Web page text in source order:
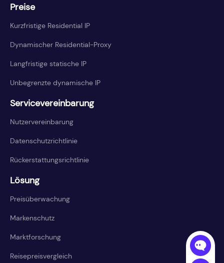
Preise
Kurzfristige Residential IP
Dynamischer Residential-Proxy
Langfristige statische IP
Unbegrenzte dynamische IP
Servicevereinbarung
Nutzervereinbarung
Datenschutzrichtlinie
Rückerstattungsrichtlinie
Lösung
Preisüberwachung
Markenschutz
Marktforschung
Reisepreisvergleich